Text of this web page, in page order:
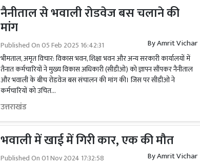
नैनीताल से भवाली रोडवेज बस चलाने की
मांग
Published On05 Feb 2025 16:42:31 ByAmrit Vichar
भीमताल, अमृत विचार: विकास भवन, शिक्षा भवन और अन्य सरकारी कार्यालयों में
तैनात कर्मचारियों ने मुख्य विकास अधिकारी (सीडीओ) को ज्ञापन सौंपकर नैनीताल
और भवाली के बीच रोडवेज बस संचालन की मांग की। जिस पर सीडीओ ने
कर्मचारियों को उचित...
उत्तराखंड
भवाली में खाई में गिरी कार, एक की मौत
Published On01 Nov 2024 17:32:58 ByAmrit Vichar